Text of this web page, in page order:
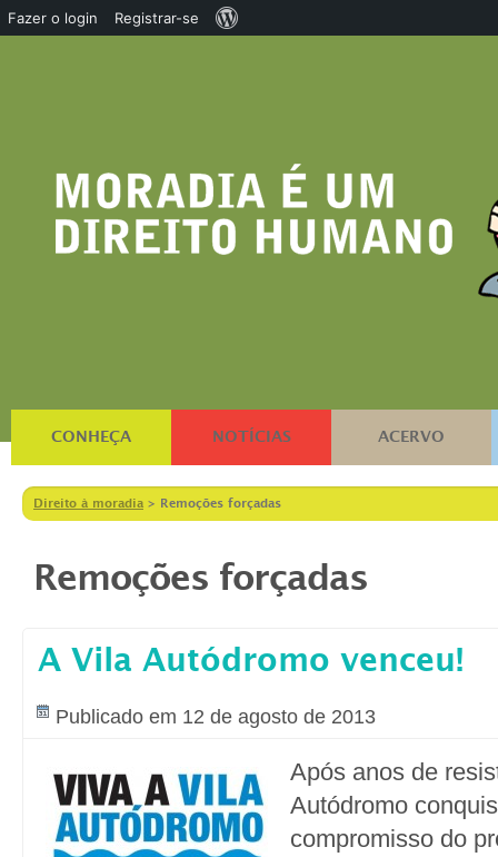
CONHEÇA NOTÍCIAS ACERVO
Direito à moradia > Remoções forçadas
Remoções forçadas
A Vila Autódromo venceu!
Publicado em 12 de agosto de 2013
Após anos de
Autódromo
compromisso do
Fazer o login Registrar-se